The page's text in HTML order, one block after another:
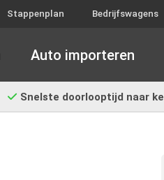
Stappenplan Bedrijfswagens
Auto importeren
Snelste doorlooptijd naar